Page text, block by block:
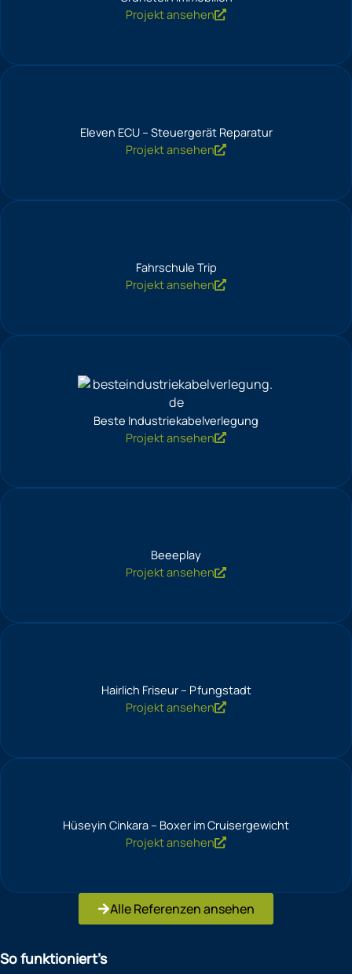
Projekt ansehen
Eleven ECU – Steuergerät Reparatur
Projekt ansehen
Fahrschule Trip
Projekt ansehen
Beste Industriekabelverlegung
Projekt ansehen
Beeeplay
Projekt ansehen
Hairlich Friseur – Pfungstadt
Projekt ansehen
Hüseyin Cinkara – Boxer im Cruisergewicht
Projekt ansehen
Alle Referenzen ansehen
So funktioniert’s